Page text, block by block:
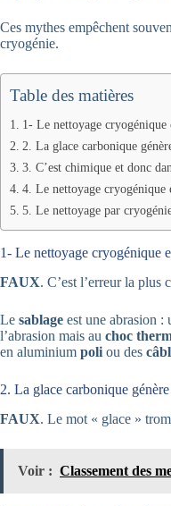
Ces mythes empêchent
cryogénie.
Table des matières
1- Le nettoyage cryogénique
2. La glace carbonique
3. C’est chimique et donc
4. Le nettoyage cryogénique
5. Le nettoyage par
1- Le nettoyage cryogénique
FAUX. C’est l’erreur la plus
Le sablage est une abrasion
l’abrasion mais au choc
en aluminium poli ou des
2. La glace carbonique
FAUX. Le mot « glace »
Voir : Classement des